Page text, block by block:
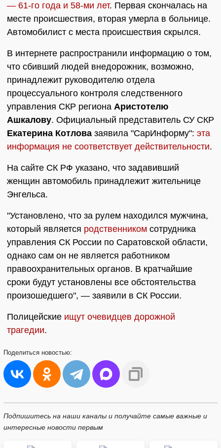
— 61-го года и 58-ми лет. Первая скончалась на
месте происшествия, вторая умерла в больнице.
Автомобилист с места происшествия скрылся.
В интернете распространили информацию о том,
что сбивший людей внедорожник, возможно,
принадлежит руководителю отдела
процессуального контроля следственного
управления СКР региона Аристотелю
Ашкалову. Официальный представитель СУ СКР
Екатерина Котлова заявила "СарИнформу": эта
информация не соответствует действительности.
На сайте СК РФ указано, что задавивший
женщин автомобиль принадлежит жительнице
Энгельса.
"Установлено, что за рулем находился мужчина,
который является родственником сотрудника
управления СК России по Саратовской области,
однако сам он не является работником
правоохранительных органов. В кратчайшие
сроки будут установлены все обстоятельства
произошедшего", — заявили в СК России.
Полицейские ищут очевидцев дорожной
трагедии.
Поделиться новостью:
Подпишитесь на наши каналы и получайте самые важные и
интересные новости первым